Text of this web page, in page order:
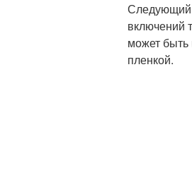
Следующий
включений
может
пленкой.